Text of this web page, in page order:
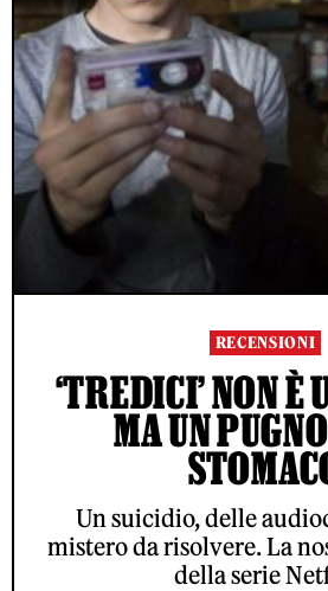
RECENSIONI
‘TREDICI’ NON È
MA UN
Un suicidio, delle
mistero da risolvere. La
della serie